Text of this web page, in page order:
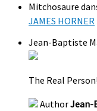
Mitchosaure
JAMES HORNER
Jean-Baptiste
The Real Person!
AuthorJean-